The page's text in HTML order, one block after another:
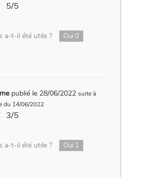
5/5
a-t-il été utile ?
Oui 0
publié le 28/06/2022 suite à
du 14/06/2022
3/5
a-t-il été utile ?
Oui 1